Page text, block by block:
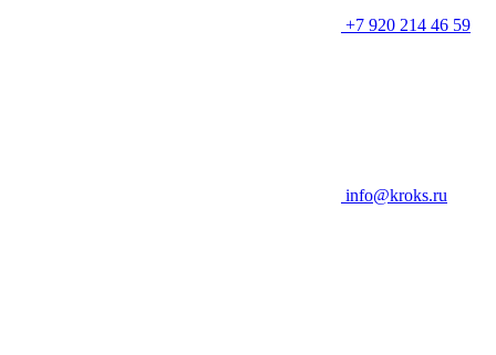
+7 920 214 46 59
info@kroks.ru